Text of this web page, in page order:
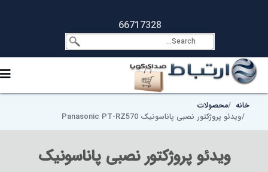
66717328
خانه
محصولات
ویدئو پروژکتور نصبی پاناسونیک Panasonic PT-RZ570
ویدئو پروژکتور نصبی پاناسونیک